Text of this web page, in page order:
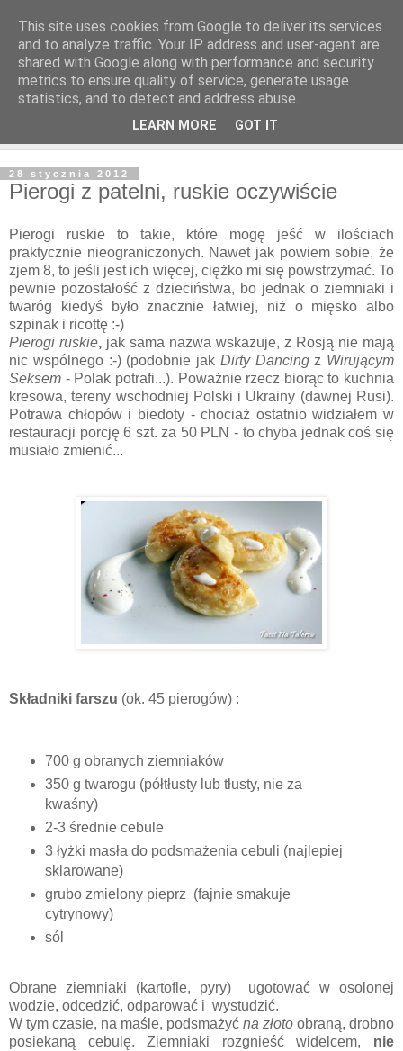
28 stycznia 2012
Pierogi z patelni, ruskie oczywiście
Pierogi ruskie to takie, które mogę jeść w ilościach
praktycznie nieograniczonych. Nawet jak powiem sobie, że
zjem 8, to jeśli jest ich więcej, ciężko mi się powstrzymać. To
pewnie pozostałość z dzieciństwa, bo jednak o ziemniaki i
twaróg kiedyś było znacznie łatwiej, niż o mięsko albo
szpinak i ricottę :-)
Pierogi ruskie, jak sama nazwa wskazuje, z Rosją nie mają
nic wspólnego :-) (podobnie jak Dirty Dancingz Wirującym
Seksem - Polak potrafi...). Poważnie rzecz biorąc to kuchnia
kresowa, tereny wschodniej Polski i Ukrainy (dawnej Rusi).
Potrawa chłopów i biedoty - chociaż ostatnio widziałem w
restauracji porcję 6 szt. za 50 PLN - to chyba jednak coś się
musiało zmienić...
Składniki farszu (ok. 45 pierogów) :
700 g obranych ziemniaków
350 g twarogu (półtłusty lub tłusty, nie za
kwaśny)
2-3 średnie cebule
3 łyżki masła do podsmażenia cebuli (najlepiej
sklarowane)
grubo zmielony pieprz (fajnie smakuje
cytrynowy)
sól
Obrane ziemniaki (kartofle, pyry) ugotować w osolonej
wodzie, odcedzić, odparować i wystudzić.
W tym czasie, na maśle, podsmażyć na złoto obraną, drobno
posiekaną cebulę. Ziemniaki rozgnieść widelcem, nie
This site uses cookies from Google to deliver its services
and to analyze traffic. Your IP address and user-agent are
shared with Google along with performance and security
metrics to ensure quality of service, generate usage
statistics, and to detect and address abuse.
LEARN MORE GOT IT